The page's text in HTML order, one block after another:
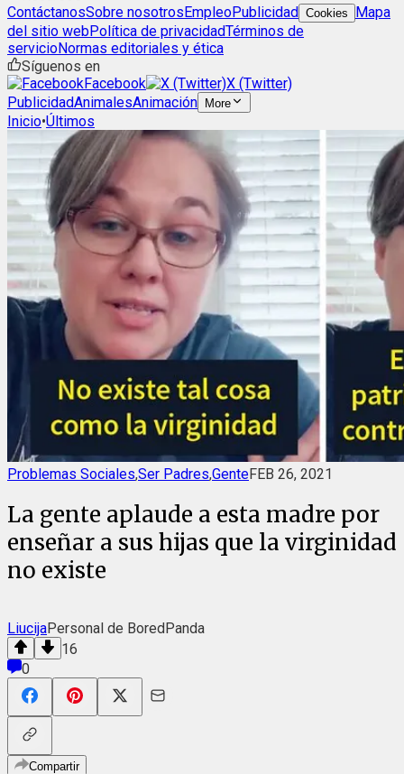
ContáctanosSobre nosotrosEmpleoPublicidad Cookies
Mapa
del sitio webPolítica de privacidadTérminos de
servicioNormas editoriales y ética
Síguenos en
Facebook
X (Twitter)
PublicidadAnimalesAnimación More
Inicio•Últimos
Problemas Sociales,Ser Padres,GenteFEB 26, 2021
La gente aplaude a esta madre por
enseñar a sus hijas que la virginidad
no existe
LiucijaPersonal de BoredPanda
16
0
Compartir